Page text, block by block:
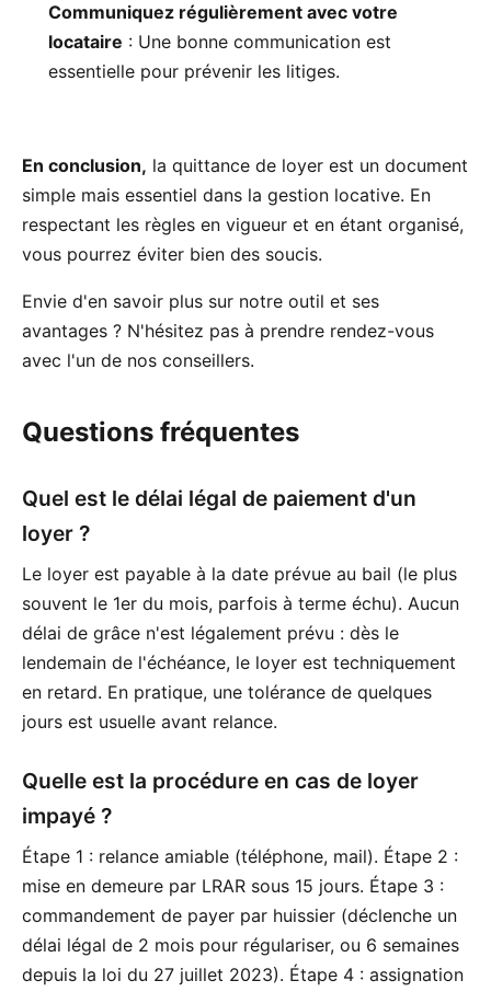
Communiquez régulièrement avec votre
locataire : Une bonne communication est
essentielle pour prévenir les litiges.
En conclusion, la quittance de loyer est un document
simple mais essentiel dans la gestion locative. En
respectant les règles en vigueur et en étant organisé,
vous pourrez éviter bien des soucis.
Envie d'en savoir plus sur notre outil et ses
avantages ? N'hésitez pas à prendre rendez-vous
avec l'un de nos conseillers.
Questions fréquentes
Quel est le délai légal de paiement d'un
loyer ?
Le loyer est payable à la date prévue au bail (le plus
souvent le 1er du mois, parfois à terme échu). Aucun
délai de grâce n'est légalement prévu : dès le
lendemain de l'échéance, le loyer est techniquement
en retard. En pratique, une tolérance de quelques
jours est usuelle avant relance.
Quelle est la procédure en cas de loyer
impayé ?
Étape 1 : relance amiable (téléphone, mail). Étape 2 :
mise en demeure par LRAR sous 15 jours. Étape 3 :
commandement de payer par huissier (déclenche un
délai légal de 2 mois pour régulariser, ou 6 semaines
depuis la loi du 27 juillet 2023). Étape 4 : assignation